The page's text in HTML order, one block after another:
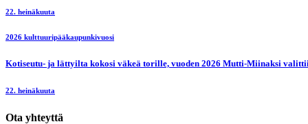
22. heinäkuuta
2026 kulttuuripääkaupunkivuosi
Kotiseutu- ja lättyilta kokosi väkeä torille, vuoden 2026 Mutti-Miinaksi
22. heinäkuuta
Ota yhteyttä